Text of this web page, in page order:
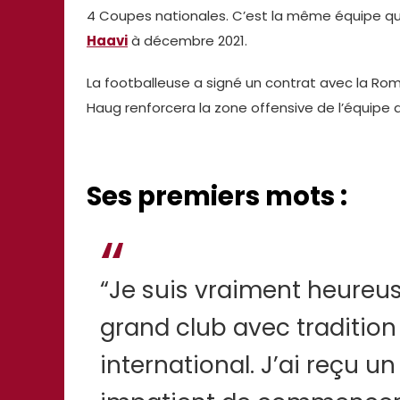
4 Coupes nationales. C’est la même équipe
Haavià décembre 2021.
La footballeuse a signé un contrat avec la
Haug renforcera la zone offensive de l’équipe
Ses premiers mots :
“Je suis vraiment
grand club avec
international. J’ai reçu